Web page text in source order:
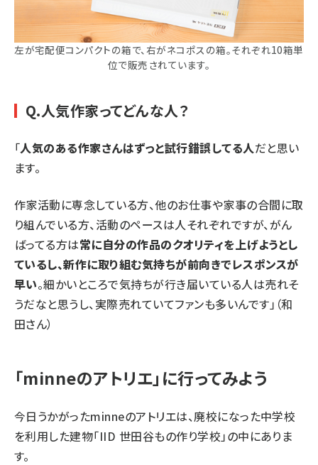
左が宅配便コンパクトの箱で、右がネコポスの箱。それぞれ10箱単
位で販売されています。
Q.人気作家ってどんな人？
「人気のある作家さんはずっと試行錯誤してる人だと思い
ます。
作家活動に専念している方、他のお仕事や家事の合間に取
り組んでいる方、活動のペースは人それぞれですが、がん
ばってる方は常に自分の作品のクオリティを上げようとし
ているし、新作に取り組む気持ちが前向きでレスポンスが
早い。細かいところで気持ちが行き届いている人は売れそ
うだなと思うし、実際売れていてファンも多いんです」（和
田さん）
「minneのアトリエ」に行ってみよう
今日うかがったminneのアトリエは、廃校になった中学校
を利用した建物「IID 世田谷もの作り学校」の中にありま
す。